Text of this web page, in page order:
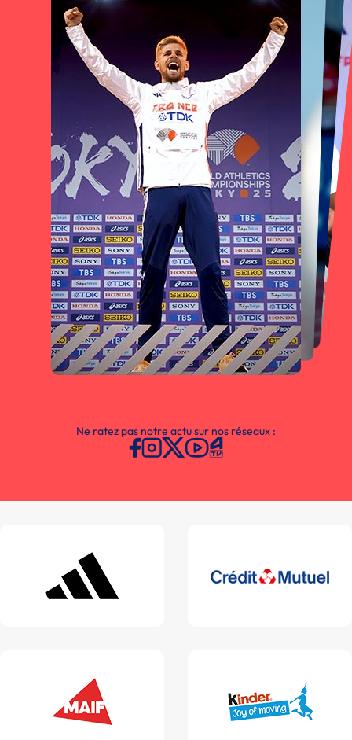
Ne ratez pas notre actu sur nos réseaux :